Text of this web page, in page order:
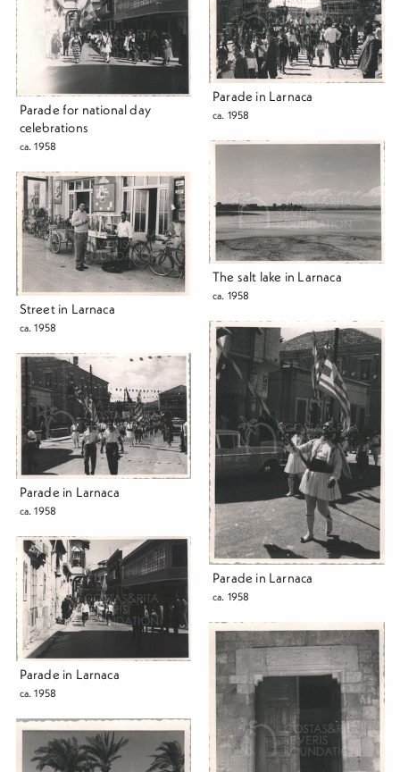
Parade in Larnaca
ca. 1958
Parade for national day
celebrations
ca. 1958
The salt lake in Larnaca
ca. 1958
Street in Larnaca
ca. 1958
Parade in Larnaca
ca. 1958
Parade in Larnaca
ca. 1958
Parade in Larnaca
ca. 1958